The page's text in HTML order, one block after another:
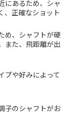
にあるため、シャ
、正確なショット
め、シャフトが硬
また、飛距離が出
プや好みによって
子のシャフトがお